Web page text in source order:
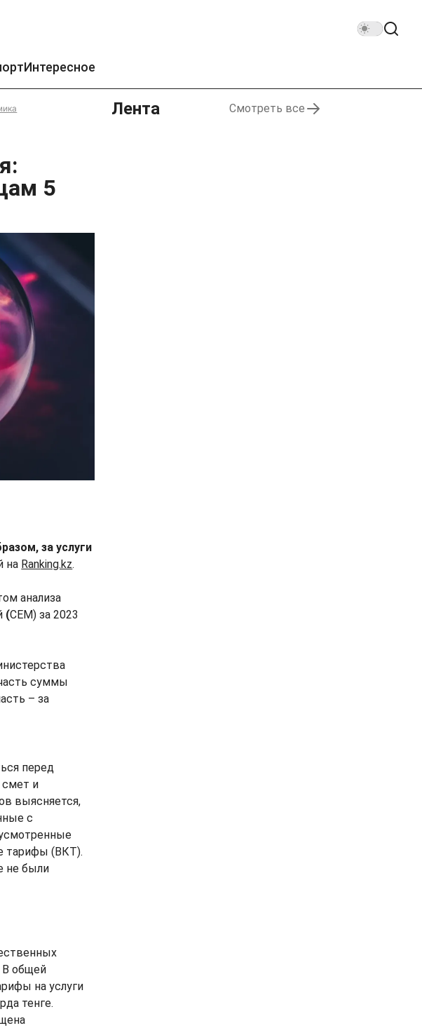
Интересное
5
за услуги
на Ranking.kz.
анализа
(СЕМ) за 2023
суммы
– за
перед
смет и
выясняется,
с
тарифы (ВКТ).
не были
В общей
на услуги
тенге.
Лента Смотреть все